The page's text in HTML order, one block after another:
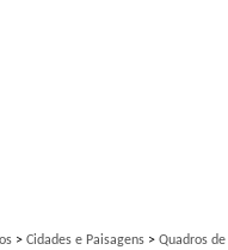
> Cidades e Paisagens > Quadros